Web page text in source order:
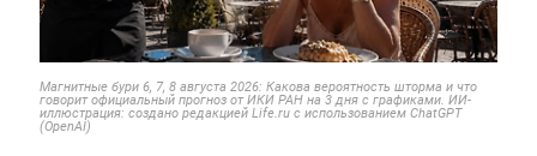
Магнитные бури 6, 7, 8 августа 2026: Какова вероятность шторма и что
говорит официальный прогноз от ИКИ РАН на 3 дня с графиками. ИИ-
иллюстрация: создано редакцией Life.ru с использованием ChatGPT
(OpenAI)